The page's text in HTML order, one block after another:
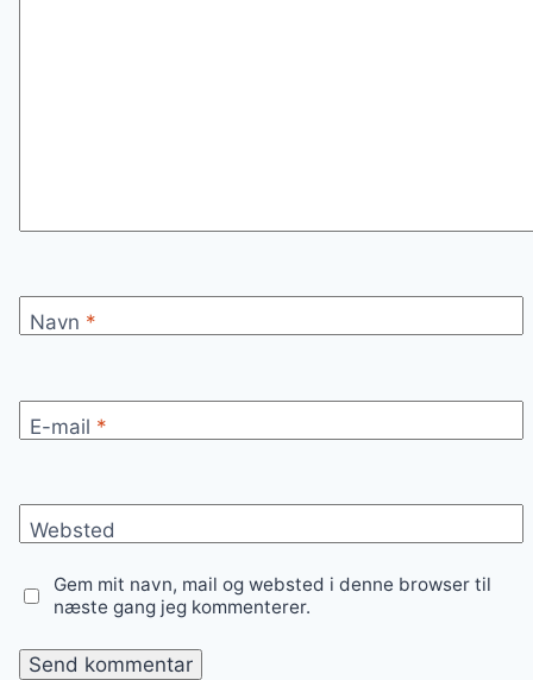
Navn *
E-mail *
Websted
Gem mit navn, mail og websted i denne browser til
næste gang jeg kommenterer.